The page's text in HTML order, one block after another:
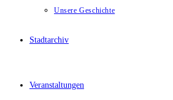
Unsere Geschichte
Stadtarchiv
Veranstaltungen